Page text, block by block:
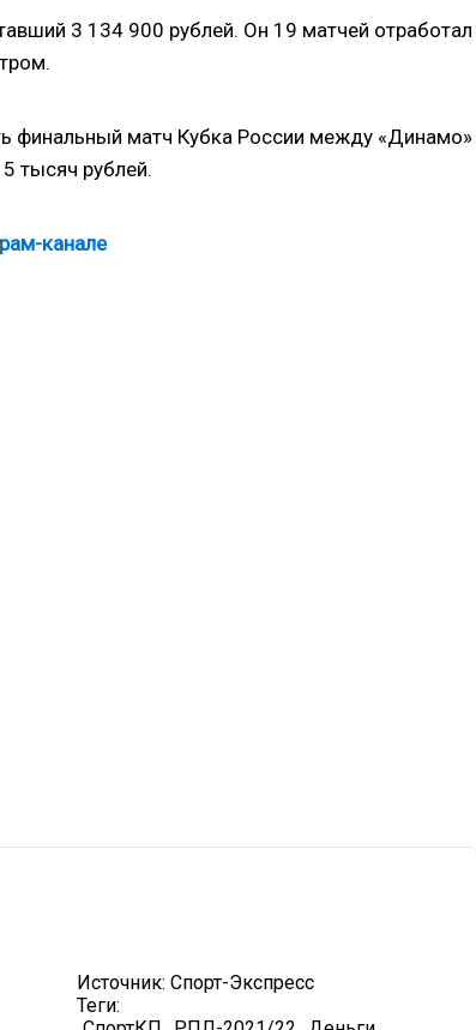
3 134 900 рублей. Он 19 матчей отработал
финальный матч Кубка России между «Динамо»
тысяч рублей.
канале
Источник: Спорт-Экспресс
Теги: